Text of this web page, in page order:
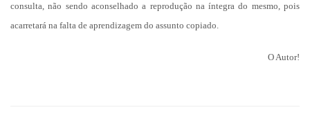
consulta, não sendo aconselhado a reprodução na íntegra do mesmo, pois
acarretará na falta de aprendizagem do assunto copiado.
O Autor!